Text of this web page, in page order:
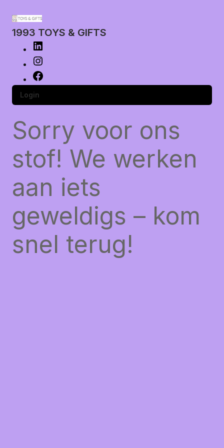
1993 TOYS & GIFTS
Login
Sorry voor ons
stof! We werken
aan iets
geweldigs – kom
snel terug!